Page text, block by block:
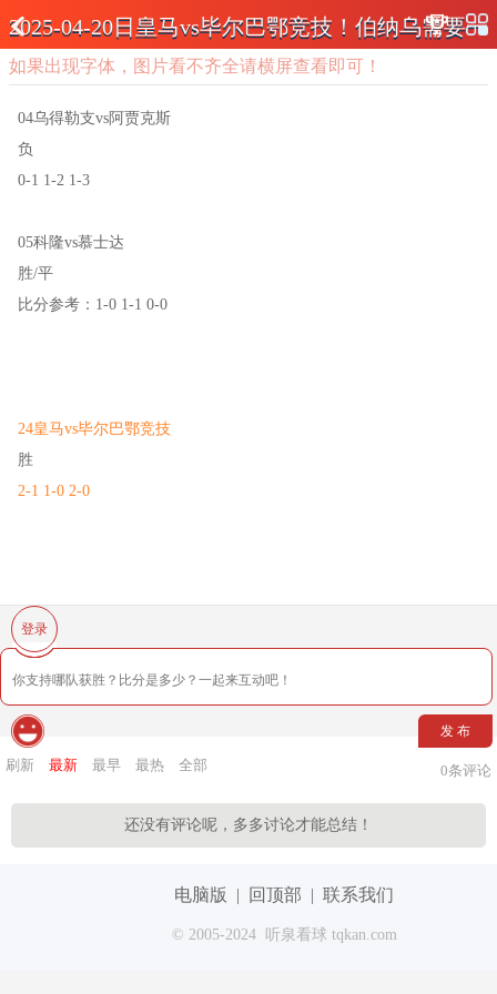
2025-04-20日皇马vs毕尔巴鄂竞技！伯纳乌需要一
场胜利
如果出现字体，图片看不齐全请横屏查看即可！
04乌得勒支vs阿贾克斯
负
0-1 1-2 1-3
05科隆vs慕士达
胜/平
比分参考：1-0 1-1 0-0
24皇马vs毕尔巴鄂竞技
胜
2-1 1-0 2-0
登录
发 布
刷新 最新 最早 最热 全部 0条评论
还没有评论呢，多多讨论才能总结！
电脑版 | 回顶部 | 联系我们
© 2005-2024 听泉看球 tqkan.com